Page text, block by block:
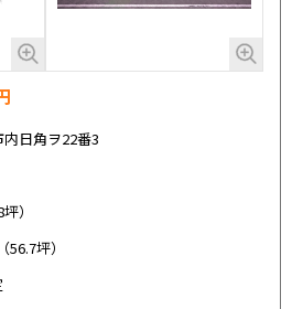
日角ヲ22番3
）
56.7坪）